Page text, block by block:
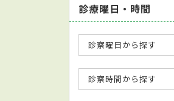
診療曜日・時間
診察曜日から探す
診察時間から探す